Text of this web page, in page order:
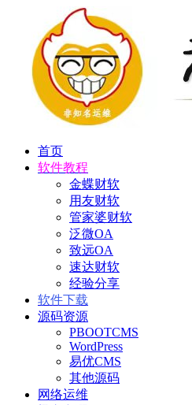
首页
软件教程
金蝶财软
用友财软
管家婆财软
泛微OA
致远OA
速达财软
经验分享
软件下载
源码资源
PBOOTCMS
WordPress
易优CMS
其他源码
网络运维